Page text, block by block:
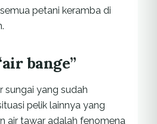
petani keramba di
bange”
sungai yang sudah
pelik lainnya yang
air tawar adalah fenomena